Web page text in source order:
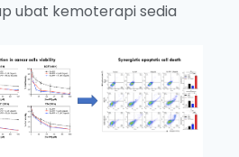
ubat kemoterapi sedia